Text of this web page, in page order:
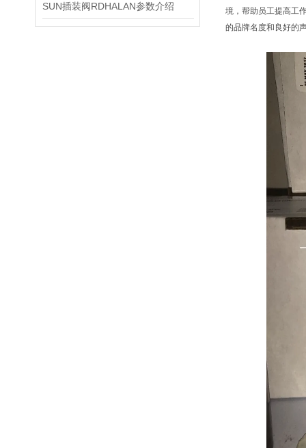
SUN插装阀RDHALAN参数介绍
境，帮助员工提高工
的品牌名度和良好的